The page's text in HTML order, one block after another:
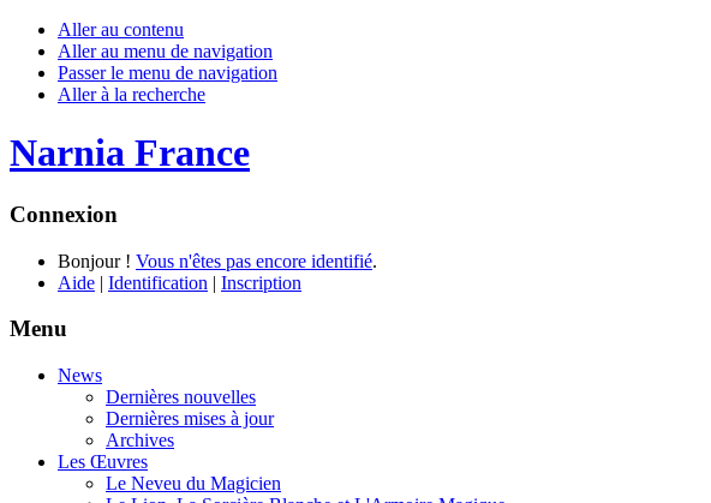
Aller au contenu
Aller au menu de navigation
Passer le menu de navigation
Aller à la recherche
Narnia France
Connexion
Bonjour ! Vous n'êtes pas encore identifié.
Aide | Identification | Inscription
Menu
News
Dernières nouvelles
Dernières mises à jour
Archives
Les Œuvres
Le Neveu du Magicien